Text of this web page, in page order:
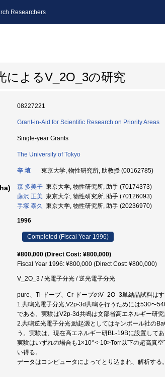
Researchers
によるV_2O_3の研究
08227221
Grant-in-Aid for Scientific Research on Priority Areas
Single-year Grants
The University of Tokyo
辛 埴 東京大学, 物性研究所, 助教授 (00162785)
森 多美子 東京大学, 物性研究所, 助手 (70174373)
藤沢 正美 東京大学, 物性研究所, 助手 (70126093)
手塚 泰久 東京大学, 物性研究所, 助手 (20236970)
1996
Completed (Fiscal Year 1996)
¥800,000 (Direct Cost: ¥800,000)
Fiscal Year 1996: ¥800,000 (Direct Cost: ¥800,000)
V_2O_3 / 光電子分光 / 逆光電子分光
pure、Ti-ドープ、Cr-ドープのV_2O_3単結晶試料は
1.共鳴光電子分光;V2p-3d共鳴を行うためには530〜
である。実験はV2p-3d共鳴は文部省高エネルギー研
2.共鳴逆光電子分光;励起源としてはキンボール社の
う。実験は、現在高エネルギー研BL-19Bに設置して
実験はいずれの場合も1×10^<-10>Torr以下の超高真
い得る。
データはコンピュータによってとり込まれ、解析す